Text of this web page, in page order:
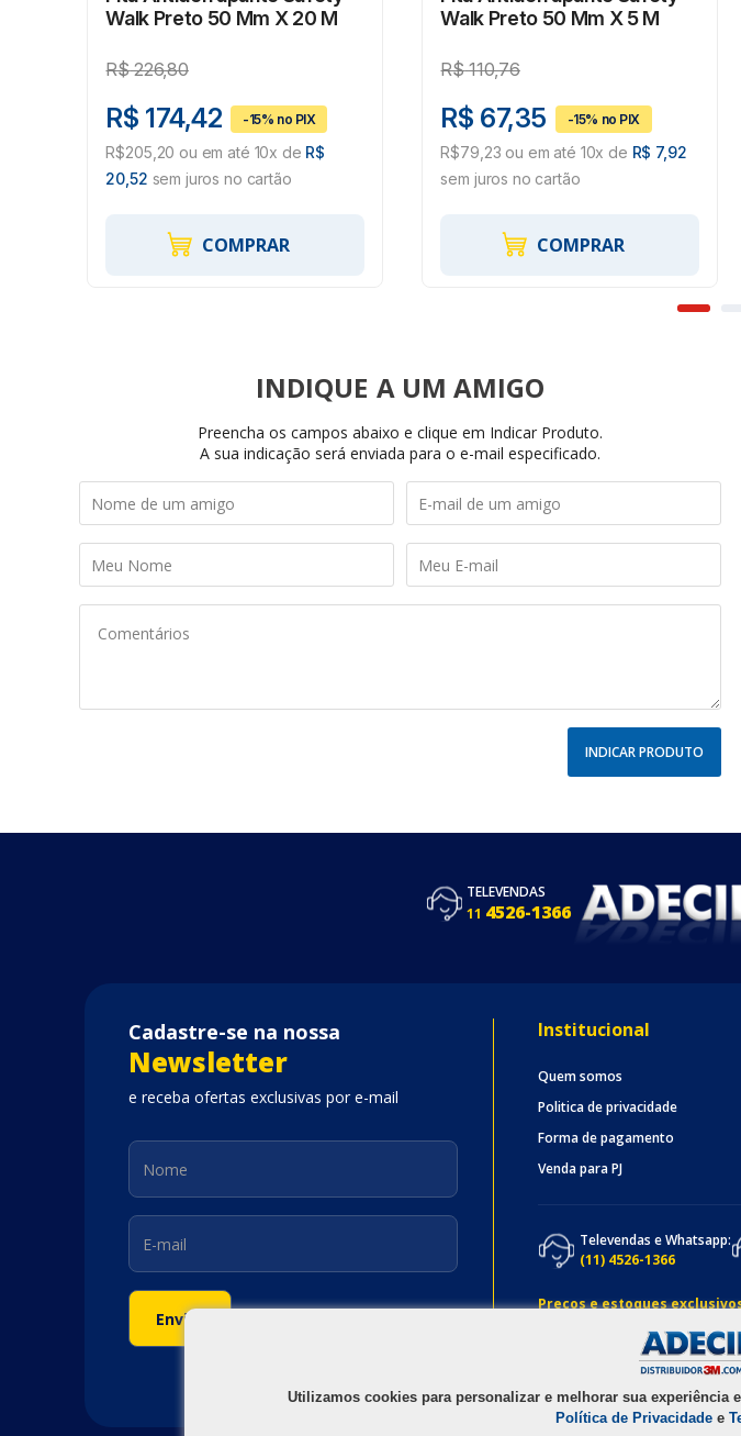
Walk Preto 50 Mm X 20 M
R$226,80
R$ 174,42
R$205,20 ou em até 10x de R$
20,52 sem juros no cartão
COMPRAR
Walk Preto 50 Mm X 5 M
R$110,76
R$ 67,35
R$79,23 ou em até 10x de R$ 7,92
sem juros no cartão
COMPRAR
INDIQUE
Preencha os campos abaixo e clique em Indicar Produto.
A sua indicação será enviada para o e-mail especificado.
INDICAR PRODUTO
Utilizamos cookies para personalizar e melhorar sua
Política de Privacidade e
TELEVENDAS
11 4526-1366
Cadastre-se na nossa
Newsletter
e receba ofertas exclusivas por e-mail
Institucional
Quem somos
Politica de privacidade
Forma de pagamento
Venda para PJ
Televendas e Whatsapp:
(11) 4526-1366
Preços e estoques